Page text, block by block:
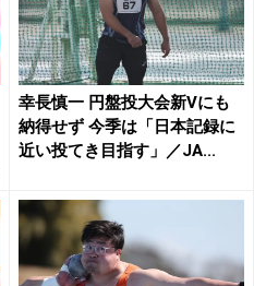
幸長慎一 円盤投大会新Vにも
納得せず 今季は「日本記録に
近い投てき目指す」／JA...